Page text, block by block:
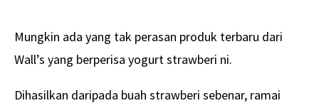
Mungkin ada yang tak perasan produk terbaru dari
Wall’s yang berperisa yogurt strawberi ni.
Dihasilkan daripada buah strawberi sebenar, ramai